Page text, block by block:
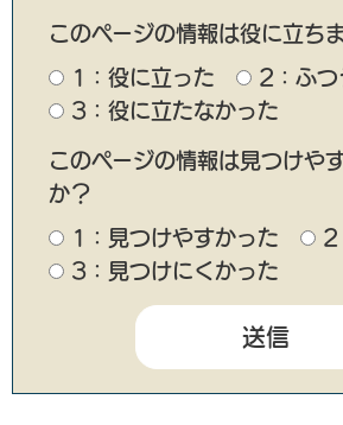
このページの情報は役に立ち
1：役に立った
2：ふつ
3：役に立たなかった
このページの情報は見つけや
か？
1：見つけやすかった
2
3：見つけにくかった